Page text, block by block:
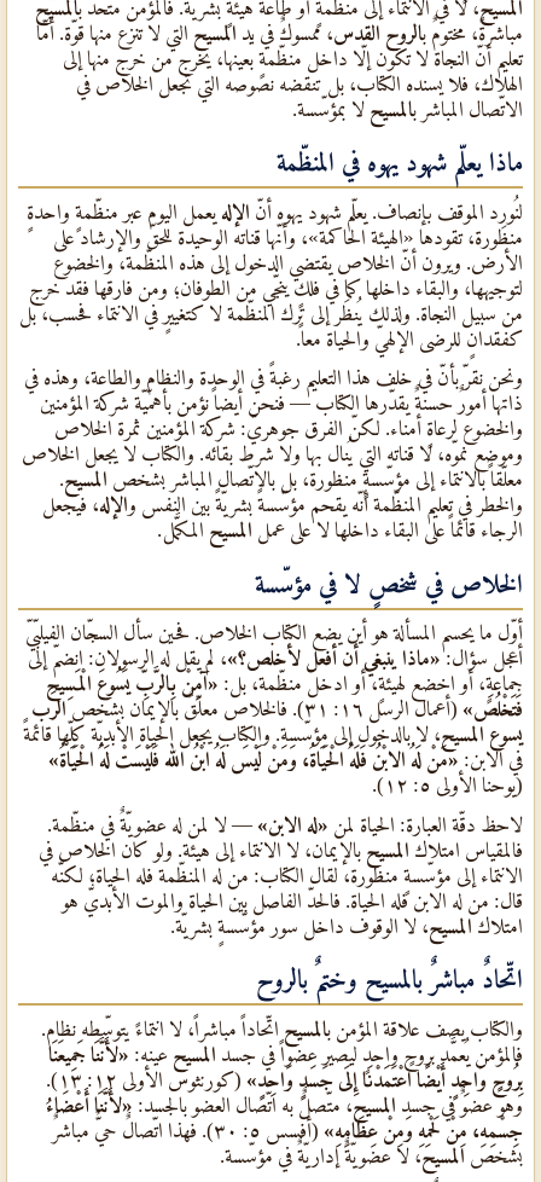
المسيح، لا في الانتماء إلى منظّمةٍ أو طاعة هيئةٍ بشريّة. فالمؤمن متّحدٌ بالمسيح
مباشرةً، مختومٌ بالروح القدس، ممسوكٌ في يد المسيح التي لا تنزع منها قوّة. أمّا
تعليم أنّ النجاة لا تكون إلّا داخل منظّمةٍ بعينها، يخرج من خرج منها إلى
الهلاك، فلا يسنده الكتاب، بل تنقضه نصوصه التي تجعل الخلاص في
الاتّصال المباشر بالمسيح لا بمؤسّسة.
ماذا يعلّم شهود يهوه في المنظّمة
لنُورِد الموقف بإنصاف. يعلّم شهود يهوه أنّ الإله يعمل اليوم عبر منظّمةٍ واحدةٍ
منظورة، تقودها «الهيئة الحاكمة»، وأنّها قناته الوحيدة للحقّ والإرشاد على
الأرض. ويرون أنّ الخلاص يقتضي الدخول إلى هذه المنظّمة، والخضوع
لتوجيهها، والبقاء داخلها كما في فلكٍ ينجّي من الطوفان؛ ومن فارقها فقد خرج
من سبيل النجاة. ولذلك يُنظَر إلى ترك المنظّمة لا كتغييرٍ في الانتماء فحسب، بل
كفقدانٍ للرضى الإلهيّ والحياة معاً.
ونحن نقرّ بأنّ في خلف هذا التعليم رغبةً في الوحدة والنظام والطاعة، وهذه في
ذاتها أمورٌ حسنةٌ يقدّرها الكتاب — فنحن أيضاً نؤمن بأهمّيّة شركة المؤمنين
والخضوع لرعاةٍ أمناء. لكنّ الفرق جوهريّ: شركة المؤمنين ثمرة الخلاص
وموضع نموّه، لا قناته التي يُنال بها ولا شرط بقائه. والكتاب لا يجعل الخلاص
معلّقاً بالانتماء إلى مؤسّسةٍ منظورة، بل بالاتّصال المباشر بشخص المسيح.
والخطر في تعليم المنظّمة أنّه يقحم مؤسّسةً بشريّةً بين النفس والإله، فيجعل
الرجاء قائماً على البقاء داخلها لا على عمل المسيح المكمَّل.
الخلاص في شخصٍ لا في مؤسّسة
أوّل ما يحسم المسألة هو أين يضع الكتاب الخلاص. فحين سأل السجّان الفيلبّيّ
أعجل سؤال:«ماذا ينبغي أن أفعل لأخلص؟»، لم يقل له الرسولان: انضمّ إلى
جماعةٍ، أو اخضع لهيئةٍ، أو ادخل منظّمة، بل: «آمِنْ بِالرَّبِّ يَسُوعَ الْمَسِيحِ
فَتَخْلُصَ» (أعمال الرسل ١٦: ٣١). فالخلاص معلّقٌ بالإيمان بشخص
الرب
يسوع المسيح، لا بالدخول إلى مؤسّسة. والكتاب يجعل الحياة الأبديّة كلّها قائمةً
في الابن: «مَنْ لَهُ الابْنُ فَلَهُ الْحَيَاةُ، وَمَنْ لَيْسَ لَهُ ابْنُ الله فَلَيْسَتْ لَهُ الْحَيَاةُ»
(يوحنا الأولى ٥: ١٢).
لاحظ دقّة العبارة: الحياة لمن «له الابن» — لا لمن له عضويّةٌ في منظّمة.
فالمقياس امتلاك المسيح بالإيمان، لا الانتماء إلى هيئة. ولو كان الخلاص في
الانتماء إلى مؤسّسةٍ منظورة، لقال الكتاب: من له المنظّمة فله الحياة؛ لكنّه
قال: من له الابن فله الحياة. فالحدّ الفاصل بين الحياة والموت الأبديّ هو
امتلاك المسيح، لا الوقوف داخل سور مؤسّسةٍ بشريّة.
اتّحادٌ مباشرٌ بالمسيح وختمٌ بالروح
والكتاب يصف علاقة المؤمن بالمسيح اتّحاداً مباشراً، لا انتماءً يتوسّطه نظام.
فالمؤمن يُعمَّد بروحٍ واحدٍ ليصير عضواً في جسد المسيح عينه: «لأَنَّنَا جَمِيعَنَا
بِرُوحٍ وَاحِدٍ أَيْضًا اعْتَمَدْنَا إِلَى جَسَدٍ وَاحِدٍ»
(كورنثوس الأولى ١٢: ١٣).
وهو عضوٌ في جسد المسيح، متّصلٌ به اتّصال العضو بالجسد: «لأَنَّنَا أَعْضَاءُ
جِسْمِهِ، مِنْ لَحْمِهِ وَمِنْ عِظَامِهِ»
(أفسس ٥: ٣٠). فهذا اتّصالٌ حيٌّ مباشرٌ
بشخص المسيح، لا عضويّةٌ إداريّةٌ في مؤسّسة.